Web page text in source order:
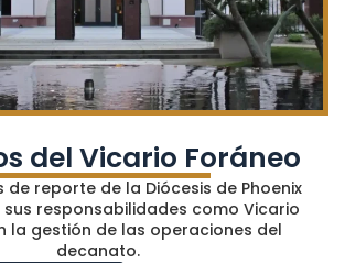
del Vicario Foráneo
de reporte de la Diócesis de Phoenix
responsabilidades como Vicario
la gestión de las operaciones del
decanato.